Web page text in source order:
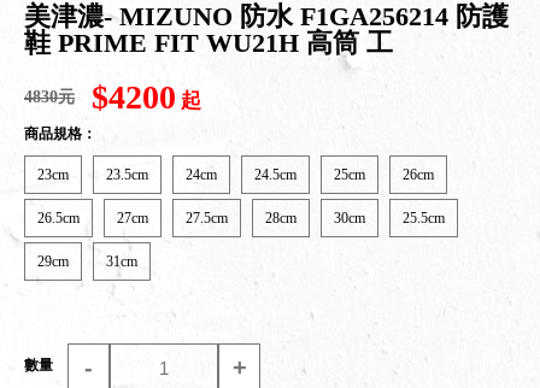
美津濃- MIZUNO 防水 F1GA256214 防護
鞋 PRIME FIT WU21H 高筒 工
4830元 $4200 起
商品規格：
23cm 23.5cm 24cm 24.5cm 25cm 26cm
26.5cm 27cm 27.5cm 28cm 30cm 25.5cm
29cm 31cm
數量 - +